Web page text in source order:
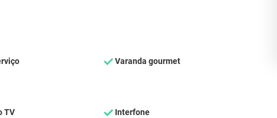
Varanda gourmet
TV Interfone